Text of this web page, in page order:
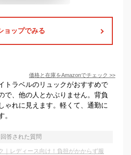
ョップでみる
価格と在庫をAmazonでチェック >>
トラベルのリュックがおすすめで
で、他の人とかぶりません。背負
ゃれに見えます。軽くて、通勤に
。
回答された質問
｜レディース向け！負担がかからず服